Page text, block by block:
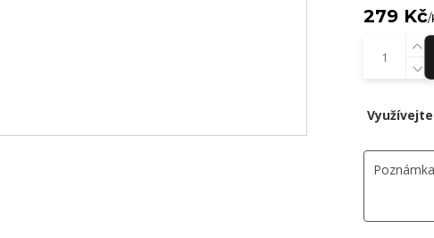
279 Kč/